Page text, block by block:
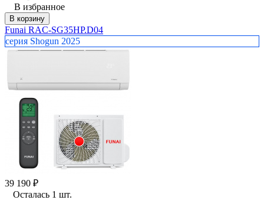
В избранное
В корзину
Funai RAC-SG35HP.D04
серия Shogun 2025
39 190 ₽
Осталась 1 шт.